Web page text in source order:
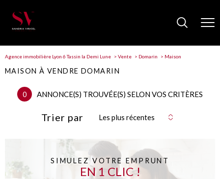
Agence immobilière Lyon 6 Tassin la Demi Lune Vente Domarin Maison
MAISON À VENDRE DOMARIN
0 ANNONCE(S) TROUVÉE(S) SELON VOS CRITÈRES
Trier par Les plus récentes
SIMULEZ VOTRE EMPRUNT
EN 1 CLIC !